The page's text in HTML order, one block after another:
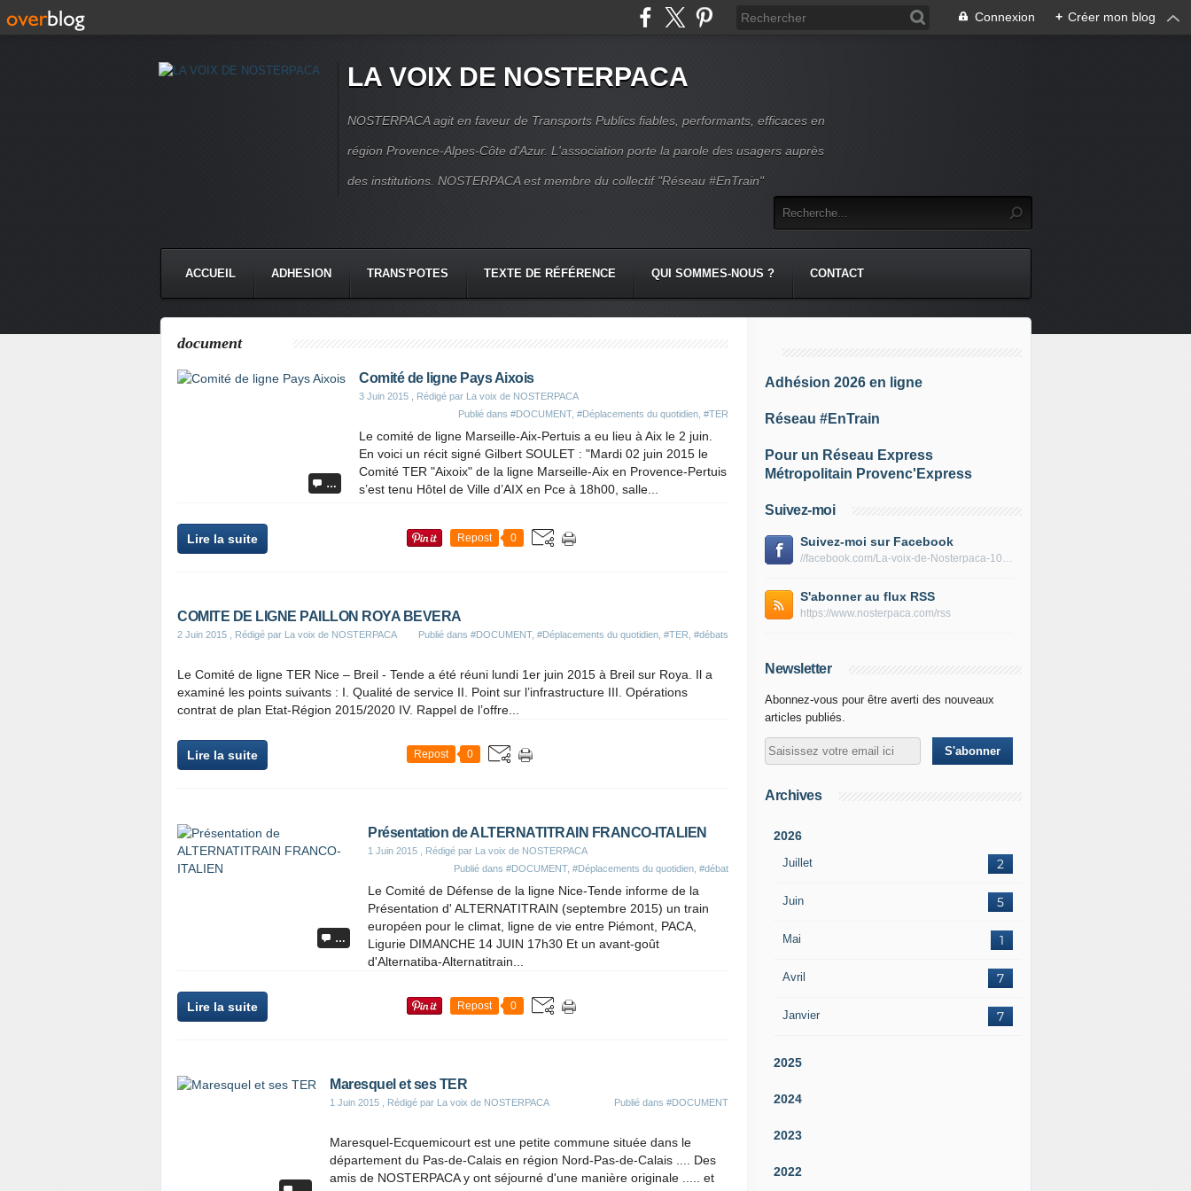
Connexion + Créer mon blog
LA VOIX DE NOSTERPACA
NOSTERPACA agit en faveur de Transports Publics fiables, performants, efficaces en
région Provence-Alpes-Côte d'Azur. L'association porte la parole des usagers auprès
des institutions. NOSTERPACA est membre du collectif "Réseau #EnTrain"
ACCUEIL ADHESION TRANS'POTES TEXTE DE RÉFÉRENCE QUI SOMMES-NOUS ? CONTACT
document
…
Comité de ligne Pays Aixois
3 Juin 2015 , Rédigé par La voix de NOSTERPACA
Publié dans #DOCUMENT, #Déplacements du quotidien #TER
Le comité de ligne Marseille-Aix-Pertuis a eu lieu à Aix le 2 juin.
En voici un récit signé Gilbert SOULET : "Mardi 02 juin 2015 le
Comité TER "Aixoix" de la ligne Marseille-Aix en Provence-Pertuis
s’est tenu Hôtel de Ville d’AIX en Pce à 18h00, salle...
Lire la suite Repost 0
COMITE DE LIGNE PAILLON ROYA BEVERA
2 Juin 2015 , Rédigé par La voix de NOSTERPACA Publié dans #DOCUMENT, #Déplacements du quotidien #TER #débats
Le Comité de ligne TER Nice – Breil - Tende a été réuni lundi 1er juin 2015 à Breil sur Roya. Il a
examiné les points suivants : I. Qualité de service II. Point sur l’infrastructure III. Opérations
contrat de plan Etat-Région 2015/2020 IV. Rappel de l’offre...
Lire la suite Repost 0
…
Présentation de ALTERNATITRAIN FRANCO-ITALIEN
1 Juin 2015 , Rédigé par La voix de NOSTERPACA
Publié dans #DOCUMENT, #Déplacements du quotidien #débat
Le Comité de Défense de la ligne Nice-Tende informe de la
Présentation d' ALTERNATITRAIN (septembre 2015) un train
européen pour le climat, ligne de vie entre Piémont, PACA,
Ligurie DIMANCHE 14 JUIN 17h30 Et un avant-goût
d'Alternatiba-Alternatitrain...
Lire la suite Repost 0
Maresquel et ses TER
1 Juin 2015 , Rédigé par La voix de NOSTERPACA Publié dans #DOCUMENT
Maresquel-Ecquemicourt est une petite commune située dans le
département du Pas-de-Calais en région Nord-Pas-de-Calais .... Des
amis de NOSTERPACA y ont séjourné d'une manière originale ..... et
Adhésion 2026 en ligne
Réseau #EnTrain
Pour un Réseau Express
Métropolitain Provenc'Express
Suivez-moi
Suivez-moi sur Facebook
//facebook.com/La-voix-de-Nosterpaca-106434384284735
S'abonner au flux RSS
https://www.nosterpaca.com/rss
Newsletter
Abonnez-vous pour être averti des nouveaux
articles publiés.
Archives
2026
Juillet 2
Juin 5
Mai 1
Avril 7
Janvier 7
2025
2024
2023
2022